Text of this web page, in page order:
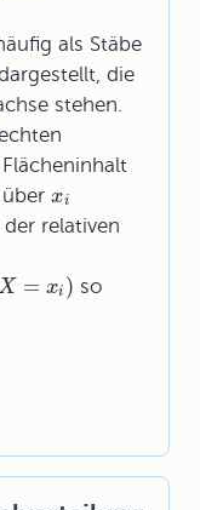
als Stäbe
die
stehen.
überxi
relativen
= xi ) so